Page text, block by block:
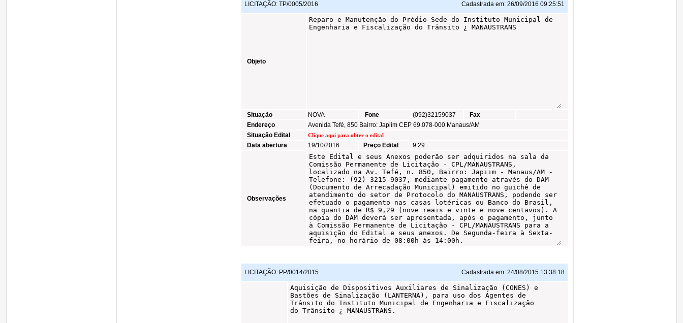
LICITAÇÃO: TP/0005/2016 Cadastrada em: 26/09/2016 09:25:51
Objeto
Situação NOVA Fone (092)32159037
Fax
Endereço
Avenida Tefé, 850 Bairro: Japiim CEP 69.078-000 Manaus/AM
Situação Edital
Clique aqui para obter o edital
Data abertura 19/10/2016 Preço Edital 9.29
Observações
LICITAÇÃO: PP/0014/2015 Cadastrada em: 24/08/2015 13:38:18